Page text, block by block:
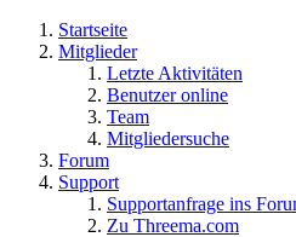
Startseite
Mitglieder
Letzte Aktivitäten
Benutzer online
Team
Mitgliedersuche
Forum
Support
Supportanfrage ins
Zu Threema.com